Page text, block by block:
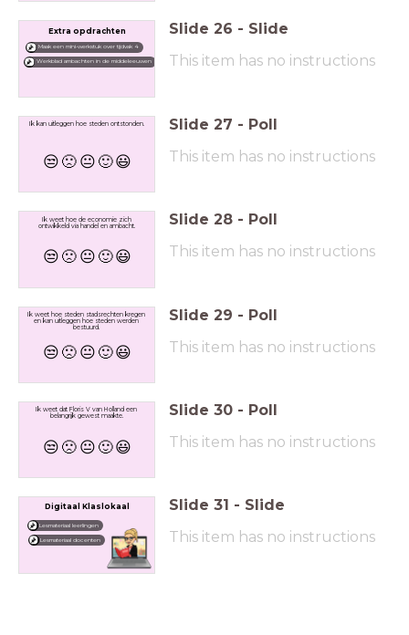
Extra opdrachten
Maak een mini-werkstuk over tijdvak 4
Werkblad ambachten in de middeleeuwen
Slide 26 - Slide
This item has no instructions
Ik kan uitleggen hoe steden ontstonden.
😒 🙁 😐 🙂😃
Slide 27 - Poll
This item has no instructions
Ik weet hoe de economie zich
ontwikkeld via handel en ambacht.
😒 🙁 😐 🙂😃
Slide 28 - Poll
This item has no instructions
Ik weet hoe steden stadsrechten kregen
en kan uitleggen hoe steden werden
bestuurd.
😒 🙁 😐 🙂😃
Slide 29 - Poll
This item has no instructions
Ik weet dat Floris V van Holland een
belangrijk gewest maakte.
😒 🙁 😐 🙂😃
Slide 30 - Poll
This item has no instructions
Digitaal Klaslokaal
Lesmateriaal leerlingen
Lesmateriaal docenten
Slide 31 - Slide
This item has no instructions